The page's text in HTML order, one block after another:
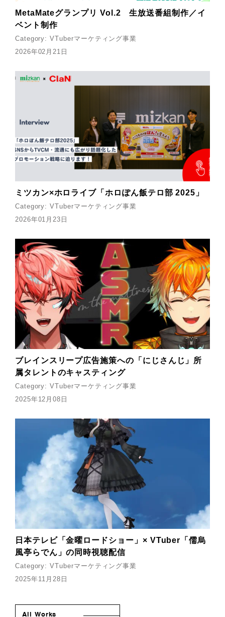
MetaMateグランプリ Vol.2 生放送番組制作／イ
ベント制作
Category:VTuberマーケティング事業
2026年02月21日
ミツカン×ホロライブ「ホロぽん飯テロ部 2025」
Category:VTuberマーケティング事業
2026年01月23日
ブレインスリープ広告施策への「にじさんじ」所
属タレントのキャスティング
Category:VTuberマーケティング事業
2025年12月08日
日本テレビ「金曜ロードショー」× VTuber「儒烏
風亭らでん」の同時視聴配信
Category:VTuberマーケティング事業
2025年11月28日
All Works